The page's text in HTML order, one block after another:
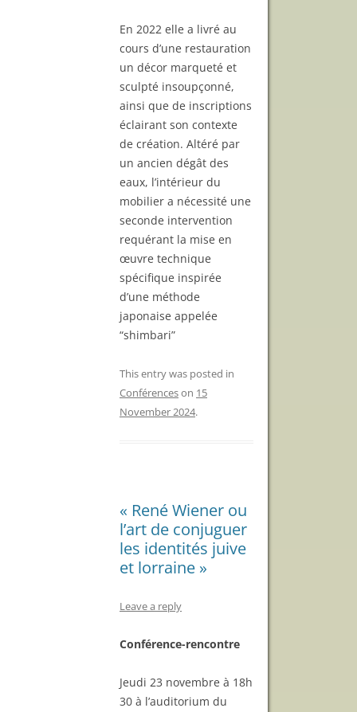
En 2022 elle a livré au
cours d’une restauration
un décor marqueté et
sculpté insoupçonné,
ainsi que de inscriptions
éclairant son contexte
de création. Altéré par
un ancien dégât des
eaux, l’intérieur du
mobilier a nécessité une
seconde intervention
requérant la mise en
œuvre technique
spécifique inspirée
d’une méthode
japonaise appelée
“shimbari”
This entry was posted in
Conférenceson 15
November 2024.
« René Wiener ou
l’art de conjuguer
les identités juive
et lorraine »
Leave a reply
Conférence-rencontre
Jeudi 23 novembre à 18h
30 à l’auditorium du